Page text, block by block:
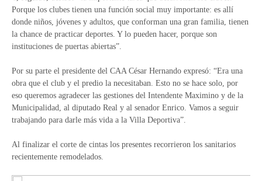
Porque los clubes tienen una función social muy importante: es allí
donde niños, jóvenes y adultos, que conforman una gran familia, tienen
la chance de practicar deportes. Y lo pueden hacer, porque son
instituciones de puertas abiertas”.
Por su parte el presidente del CAA César Hernando expresó: “Era una
obra que el club y el predio la necesitaban. Esto no se hace solo, por
eso queremos agradecer las gestiones del Intendente Maximino y de la
Municipalidad, al diputado Real y al senador Enrico. Vamos a seguir
trabajando para darle más vida a la Villa Deportiva”.
Al finalizar el corte de cintas los presentes recorrieron los sanitarios
recientemente remodelados.